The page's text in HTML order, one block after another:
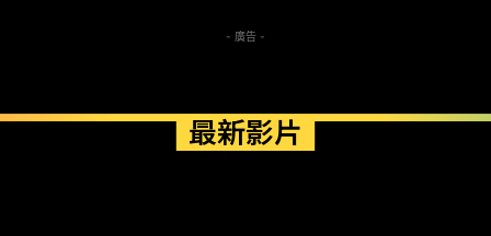
- 廣告 -
最新影片